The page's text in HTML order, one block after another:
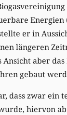
Energien
er in
längeren
aber
gebaut
zwar ein
hiervon